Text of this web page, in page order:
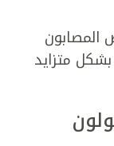
المصابون
متزايد